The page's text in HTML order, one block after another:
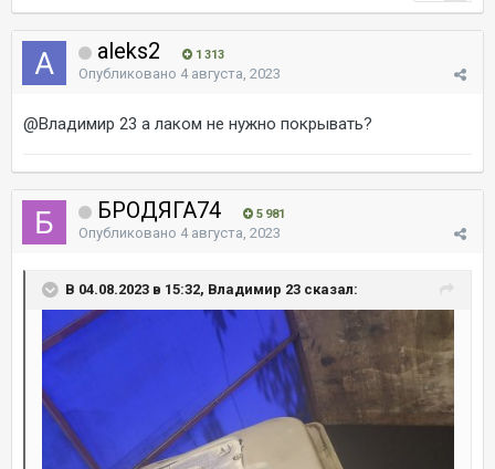
aleks2 1 313
Опубликовано 4 августа, 2023
@Владимир 23 а лаком не нужно покрывать?
БРОДЯГА74 5 981
Опубликовано 4 августа, 2023
В 04.08.2023 в 15:32, Владимир 23 сказал: